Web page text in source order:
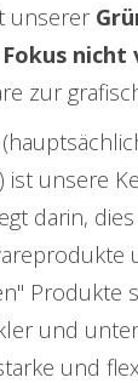
unserer
Fokus nicht
zur
ist unsere
darin,
Produkte
und
und